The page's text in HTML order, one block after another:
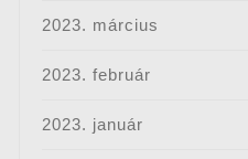
2023. március
2023. február
2023. január